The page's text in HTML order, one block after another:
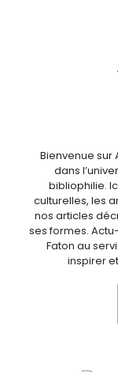
Bienvenue sur
dans
bibliophilie.
culturelles, les
nos articles
ses formes.
Faton au
inspirer